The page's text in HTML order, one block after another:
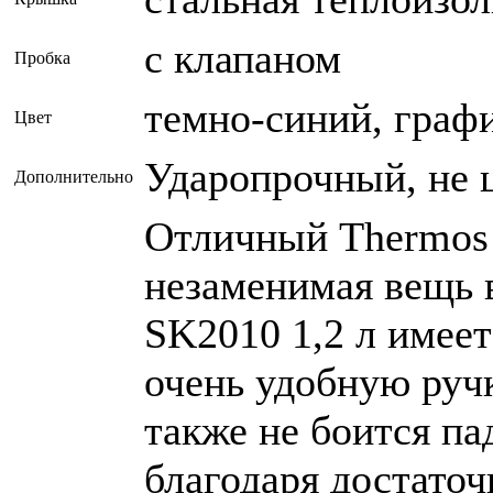
Пробка с клапаном
Цвет темно-синий,
Дополнительно
Ударопрочный, не
Отличный
незаменимая вещь
SK2010 1,2 л
очень удобную
также не боится
благодаря